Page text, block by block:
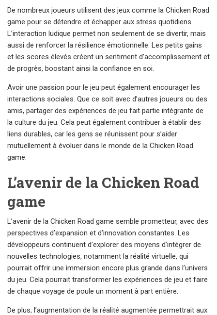
De nombreux joueurs utilisent des jeux comme la Chicken Road
game pour se détendre et échapper aux stress quotidiens.
L’interaction ludique permet non seulement de se divertir, mais
aussi de renforcer la résilience émotionnelle. Les petits gains
et les scores élevés créent un sentiment d’accomplissement et
de progrès, boostant ainsi la confiance en soi.
Avoir une passion pour le jeu peut également encourager les
interactions sociales. Que ce soit avec d’autres joueurs ou des
amis, partager des expériences de jeu fait partie intégrante de
la culture du jeu. Cela peut également contribuer à établir des
liens durables, car les gens se réunissent pour s’aider
mutuellement à évoluer dans le monde de la Chicken Road
game.
L’avenir de la Chicken Road
game
L’avenir de la Chicken Road game semble prometteur, avec des
perspectives d’expansion et d’innovation constantes. Les
développeurs continuent d’explorer des moyens d’intégrer de
nouvelles technologies, notamment la réalité virtuelle, qui
pourrait offrir une immersion encore plus grande dans l’univers
du jeu. Cela pourrait transformer les expériences de jeu et faire
de chaque voyage de poule un moment à part entière.
De plus, l’augmentation de la réalité augmentée permettrait aux